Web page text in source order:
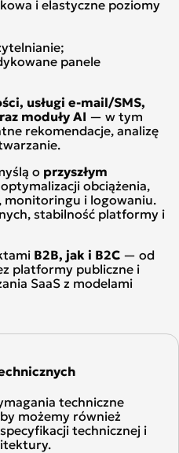
i elastyczne poziomy
panele
usługi e-mail/SMS,
moduły AI — w tym
rekomendacje, analizę
o przyszłym
obciążenia,
monitoringu i logowaniu.
stabilność platformy i
B2B, jak i B2C — od
platformy publiczne i
SaaS z modelami
techniczne
możemy również
technicznej i